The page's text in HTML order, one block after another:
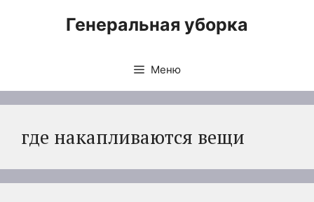
Генеральная уборка
Меню
где накапливаются вещи